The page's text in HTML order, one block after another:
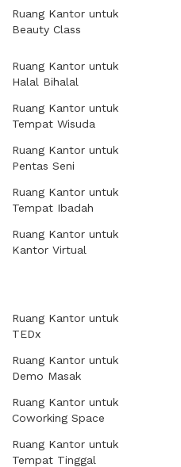
Ruang Kantor untuk
Beauty Class
Ruang Kantor untuk
Halal Bihalal
Ruang Kantor untuk
Tempat Wisuda
Ruang Kantor untuk
Pentas Seni
Ruang Kantor untuk
Tempat Ibadah
Ruang Kantor untuk
Kantor Virtual
Ruang Kantor untuk
TEDx
Ruang Kantor untuk
Demo Masak
Ruang Kantor untuk
Coworking Space
Ruang Kantor untuk
Tempat Tinggal